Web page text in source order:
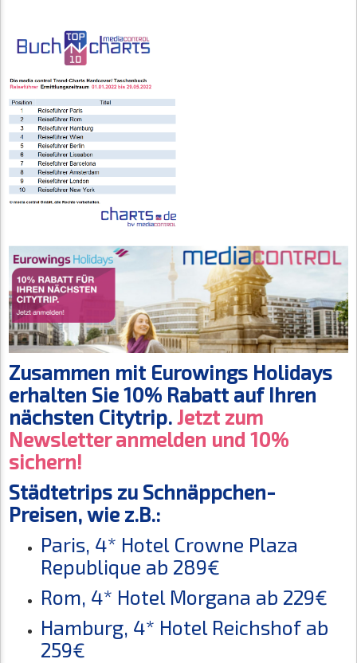
Zusammen mit Eurowings Holidays
erhalten Sie 10% Rabatt auf Ihren
nächsten Citytrip. Jetzt zum
Newsletter anmelden und 10%
sichern!
Städtetrips zu Schnäppchen-
Preisen, wie z.B.:
Paris, 4* Hotel Crowne Plaza
Republique ab 289€
Rom, 4* Hotel Morgana ab 229€
Hamburg, 4* Hotel Reichshof ab
259€